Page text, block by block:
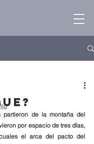
partieron de la montaña del
por espacio de tres días,
el arca del pacto del